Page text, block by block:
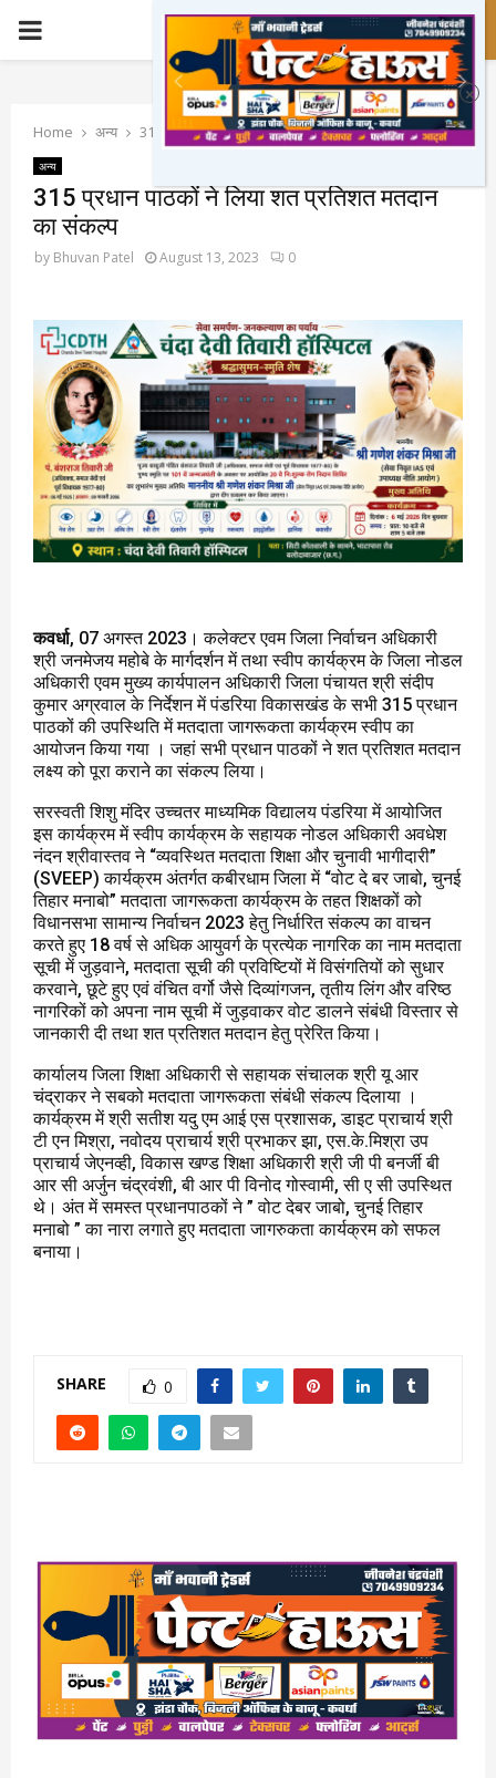
PRIMARY
Home अन्य 315 प्रधान पाठकों ने लिया शत प्रतिशत मतदान का संकल्प
अन्य
315 प्रधान पाठकों ने लिया शत प्रतिशत मतदान
का संकल्प
by Bhuvan Patel August 13, 2023 0
कवर्धा, 07 अगस्त 2023। कलेक्टर एवम जिला निर्वाचन अधिकारी
श्री जनमेजय महोबे के मार्गदर्शन में तथा स्वीप कार्यक्रम के जिला नोडल
अधिकारी एवम मुख्य कार्यपालन अधिकारी जिला पंचायत श्री संदीप
कुमार अग्रवाल के निर्देशन में पंडरिया विकासखंड के सभी 315 प्रधान
पाठकों की उपस्थिति में मतदाता जागरूकता कार्यक्रम स्वीप का
आयोजन किया गया । जहां सभी प्रधान पाठकों ने शत प्रतिशत मतदान
लक्ष्य को पूरा कराने का संकल्प लिया।
सरस्वती शिशु मंदिर उच्चतर माध्यमिक विद्यालय पंडरिया में आयोजित
इस कार्यक्रम में स्वीप कार्यक्रम के सहायक नोडल अधिकारी अवधेश
नंदन श्रीवास्तव ने “व्यवस्थित मतदाता शिक्षा और चुनावी भागीदारी”
(SVEEP) कार्यक्रम अंतर्गत कबीरधाम जिला में “वोट दे बर जाबो, चुनई
तिहार मनाबो” मतदाता जागरूकता कार्यक्रम के तहत शिक्षकों को
विधानसभा सामान्य निर्वाचन 2023 हेतु निर्धारित संकल्प का वाचन
करते हुए 18 वर्ष से अधिक आयुवर्ग के प्रत्येक नागरिक का नाम मतदाता
सूची में जुड़वाने, मतदाता सूची की प्रविष्टियों में विसंगतियों को सुधार
करवाने, छूटे हुए एवं वंचित वर्गो जैसे दिव्यांगजन, तृतीय लिंग और वरिष्ठ
नागरिकों को अपना नाम सूची में जुड़वाकर वोट डालने संबंधी विस्तार से
जानकारी दी तथा शत प्रतिशत मतदान हेतु प्रेरित किया।
कार्यालय जिला शिक्षा अधिकारी से सहायक संचालक श्री यू आर
चंद्राकर ने सबको मतदाता जागरूकता संबंधी संकल्प दिलाया ।
कार्यक्रम में श्री सतीश यदु एम आई एस प्रशासक, डाइट प्राचार्य श्री
टी एन मिश्रा, नवोदय प्राचार्य श्री प्रभाकर झा, एस.के.मिश्रा उप
प्राचार्य जेएनव्ही, विकास खण्ड शिक्षा अधिकारी श्री जी पी बनर्जी बी
आर सी अर्जुन चंद्रवंशी, बी आर पी विनोद गोस्वामी, सी ए सी उपस्थित
थे। अंत में समस्त प्रधानपाठकों ने ” वोट देबर जाबो, चुनई तिहार
मनाबो ” का नारा लगाते हुए मतदाता जागरुकता कार्यक्रम को सफल
बनाया।
SHARE 0